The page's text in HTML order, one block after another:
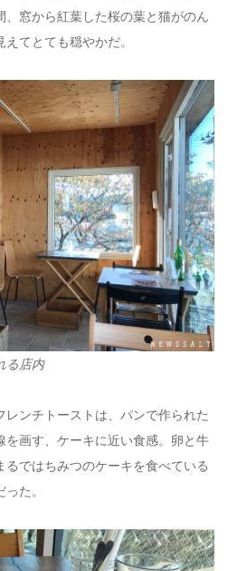
、窓から紅葉した桜の葉と猫がのん
てとても穏やかだ。
る店内
レンチトーストは、パンで作られた
を画す、ケーキに近い食感。卵と牛
ではちみつのケーキを食べている
た。